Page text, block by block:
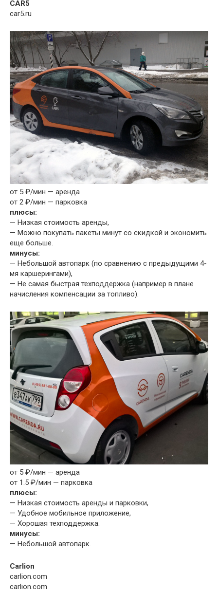
CAR5
car5.ru
от 5 ₽/мин — аренда
от 2 ₽/мин — парковка
плюсы:
— Низкая стоимость аренды,
— Можно покупать пакеты минут со скидкой и экономить
еще больше.
минусы:
— Небольшой автопарк (по сравнению с предыдущими 4-
мя каршерингами),
— Не самая быстрая техподдержка (например в плане
начисления компенсации за топливо).
от 5 ₽/мин — аренда
от 1.5 ₽/мин — парковка
плюсы:
— Низкая стоимость аренды и парковки,
— Удобное мобильное приложение,
— Хорошая техподдержка.
минусы:
— Небольшой автопарк.
Carlion
carlion.com
carlion.com